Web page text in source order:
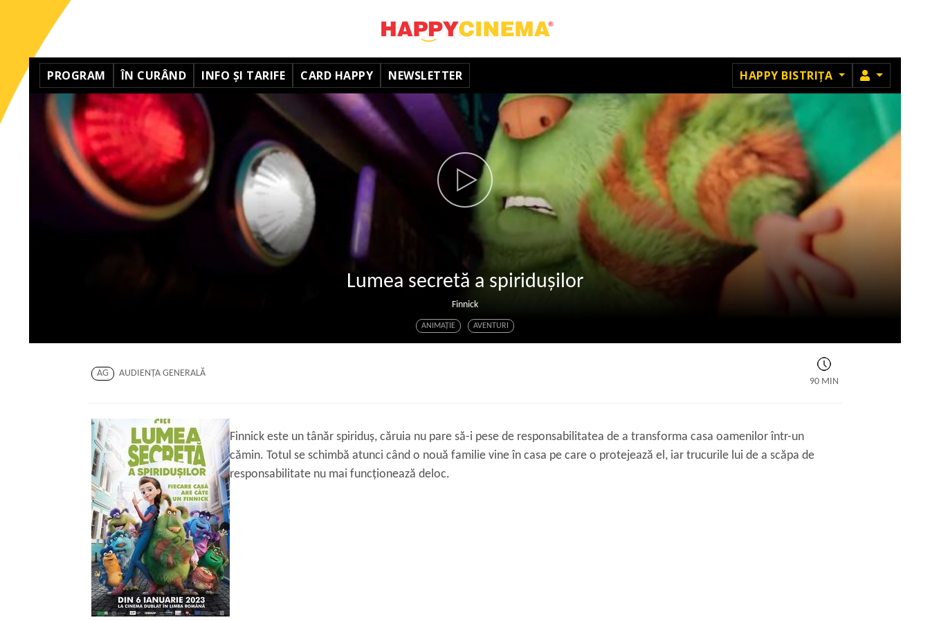
PROGRAM ÎN CURÂND INFO ȘI TARIFE CARD HAPPY NEWSLETTER HAPPY BISTRIȚA MEMBRU
Lumea secretă a spiridușilor
Finnick
ANIMAŢIE AVENTURI
AG
AUDIENŢA GENERALĂ
90 MIN
Finnick este un tânăr spiriduș, căruia nu pare să-i pese de responsabilitatea de a transforma casa oamenilor într-un
cămin. Totul se schimbă atunci când o nouă familie vine în casa pe care o protejează el, iar trucurile lui de a scăpa de
responsabilitate nu mai funcționează deloc.